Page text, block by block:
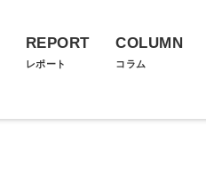
REPORT
レポート
COLUMN
コラム